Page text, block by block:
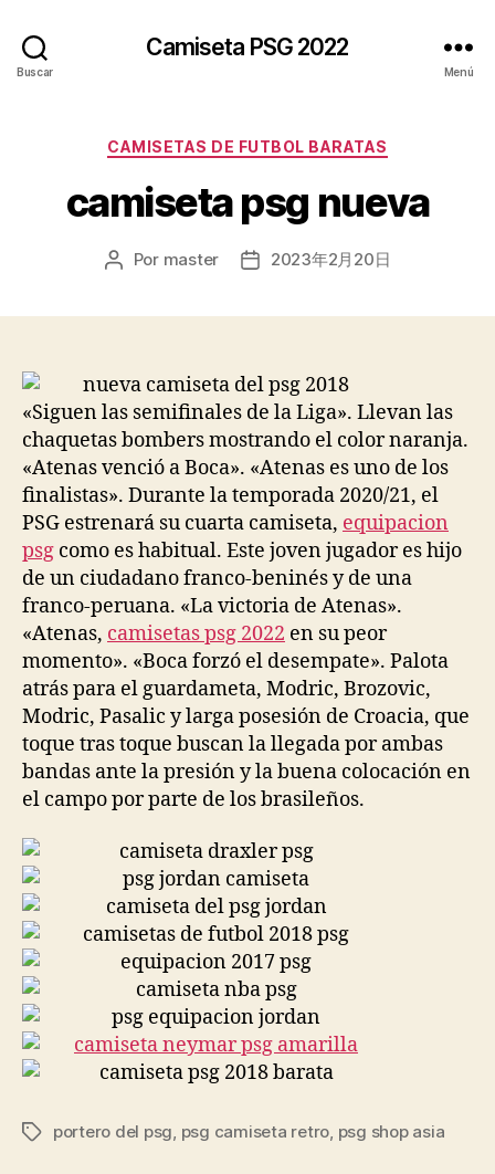
Buscar
Camiseta PSG 2022
Menú
Categorías
CAMISETAS DE FUTBOL BARATAS
camiseta psg nueva
Autor
Por master
Fecha2023年2月20日
«Siguen las semifinales de la Liga». Llevan las
chaquetas bombers mostrando el color naranja.
«Atenas venció a Boca». «Atenas es uno de los
finalistas». Durante la temporada 2020/21, el
PSG estrenará su cuarta camiseta, equipacion
psg como es habitual. Este joven jugador es hijo
de un ciudadano franco-beninés y de una
franco-peruana. «La victoria de Atenas».
«Atenas, camisetas psg 2022 en su peor
momento». «Boca forzó el desempate». Palota
atrás para el guardameta, Modric, Brozovic,
Modric, Pasalic y larga posesión de Croacia, que
toque tras toque buscan la llegada por ambas
bandas ante la presión y la buena colocación en
el campo por parte de los brasileños.
Etiquetas
portero del psg, psg camiseta retro, psg shop asia